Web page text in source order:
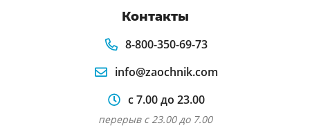
Контакты
8-800-350-69-73
info@zaochnik.com
с 7.00 до 23.00
перерыв с 23.00 до 7.00